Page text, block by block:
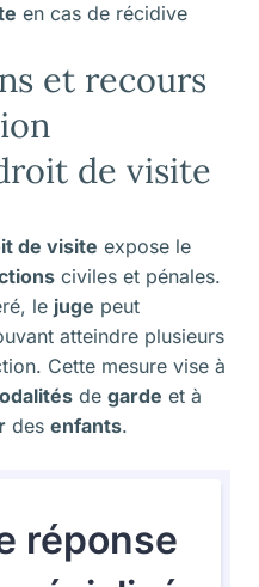
en cas de récidive
et recours
de visite
de visite expose le
civiles et pénales.
le juge peut
atteindre plusieurs
Cette mesure vise à
de garde et à
des enfants.